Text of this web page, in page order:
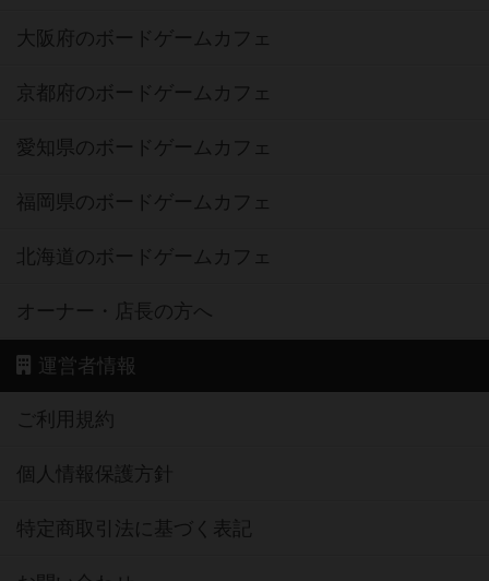
大阪府のボードゲームカフェ
京都府のボードゲームカフェ
愛知県のボードゲームカフェ
福岡県のボードゲームカフェ
北海道のボードゲームカフェ
オーナー・店長の方へ
運営者情報
ご利用規約
個人情報保護方針
特定商取引法に基づく表記